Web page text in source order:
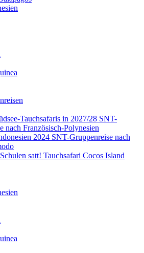
Tauchsafaris in 2027/28 SNT-
nach Französisch-Polynesien
2024 SNT-Gruppenreise nach
satt! Tauchsafari Cocos Island